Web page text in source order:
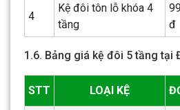
4
Kệ đôi tôn lỗ khóa 4
tầng
đ
1.6. Bảng giá kệ đôi 5 tầng tại
STT LOẠI KỆ